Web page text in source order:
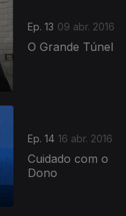
Ep. 13 09 abr. 2016
O Grande Túnel
Ep. 14 16 abr. 2016
Cuidado com o
Dono